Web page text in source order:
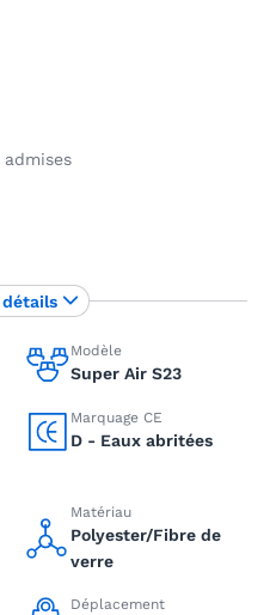
Modèle
Super Air S23
Marquage CE
D - Eaux abritées
Matériau
Polyester/Fibre de
verre
Déplacement
détails